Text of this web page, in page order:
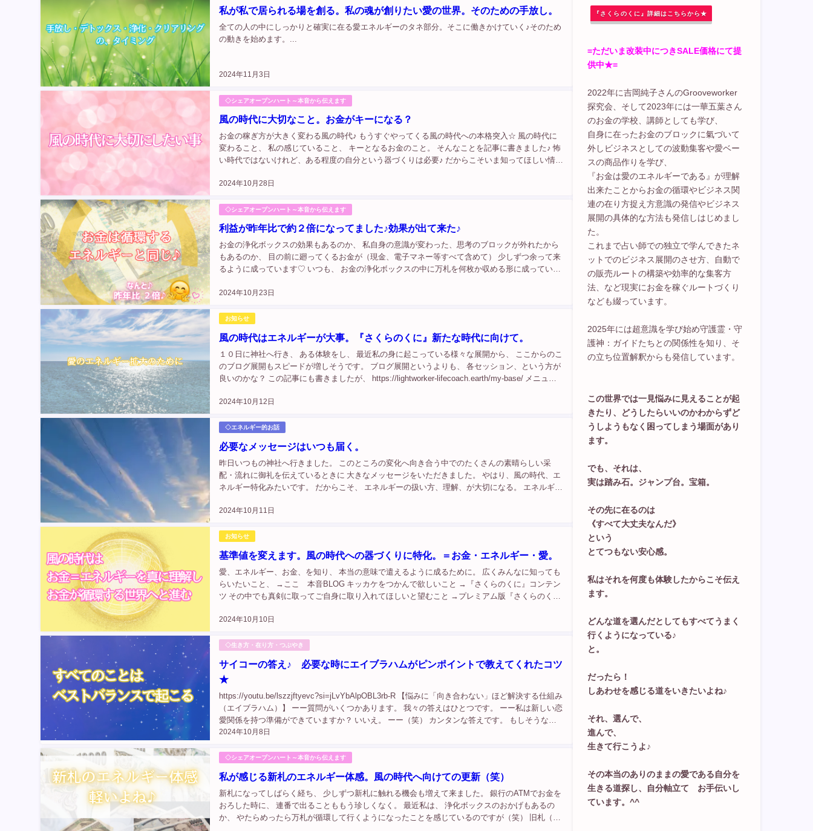
私が私で居られる場を創る。私の魂が創りたい愛の世界。そのための手放し。
2024年11月3日
全ての人の中にしっかりと確実に在る愛エネルギーのタネ部分。そこに働きかけていく♪そのため
の動きを始めます。...
◇シェアオープンハート～本音から伝えます
風の時代に大切なこと。お金がキーになる？
2024年10月28日
お金の稼ぎ方が大きく変わる風の時代♪ もうすぐやってくる風の時代への本格突入☆ 風の時代に
変わること、 私の感じていること、 キーとなるお金のこと。 そんなことを記事に書きました♪ 怖
い時代ではないけれど、ある程度の自分という器づくりは必要♪ だからこそいま知ってほしい情報
分 ...
◇シェアオープンハート～本音から伝えます
利益が昨年比で約２倍になってました♪効果が出て来た♪
2024年10月23日
お金の浄化ボックスの効果もあるのか、 私自身の意識が変わった、思考のブロックが外れたから
もあるのか、 目の前に廻ってくるお金が（現金、電子マネー等すべて含めて） 少しずつ余って来
るように成っています♡ いつも、 お金の浄化ボックスの中に万札を何枚か収める形に成ってい
お出掛けしていく...
お知らせ
風の時代はエネルギーが大事。『さくらのくに』新たな時代に向けて。
2024年10月12日
１０日に神社へ行き、 ある体験をし、 最近私の身に起こっている様々な展開から、 ここからのこ
のブログ展開もスピードが増しそうです。 ブログ展開というよりも、 各セッション、という方が
良いのかな？ この記事にも書きましたが、 https://lightworker-lifecoach.earth/my-base/ メニュー
◇エネルギー的お話
必要なメッセージはいつも届く。
2024年10月11日
昨日いつもの神社へ行きました。 このところの変化へ向き合う中でのたくさんの素晴らしい采
配・流れに御礼を伝えているときに 大きなメッセージをいただきました。 やはり、風の時代、エ
ネルギー特化みたいです。 だからこそ、 エネルギーの扱い方、理解、が大切になる。 エネルギー
お知らせ
基準値を変えます。風の時代への器づくりに特化。＝お金・エネルギー・愛。
2024年10月10日
愛、エネルギー、お金、を知り、 本当の意味で遣えるように成るために。 広くみんなに知っても
らいたいこと、 →ここ 本音BLOG キッカケをつかんで欲しいこと →『さくらのくに』コンテン
ツ その中でも真剣に取ってご自身に取り入れてほしいと望むこと →プレミアム版『さくらのく
そ...
◇生き方・在り方・つぶやき
サイコーの答え♪ 必要な時にエイブラハムがピンポイントで教えてくれたコツ
★
2024年10月8日
https://youtu.be/lszzjftyevc?si=jLvYbAlpOBL3rb-R 【悩みに「向き合わない」ほど解決する仕組み
（エイブラハム）】 ーー質問がいくつかあります。 我々の答えはひとつです。 ーー私は新しい恋
愛関係を持つ準備ができていますか？ いいえ。 ーー（笑） カンタンな答えです。 もしそうな
ら、もうそのように生きてますからね。 なので、何かが...
◇シェアオープンハート～本音から伝えます
私が感じる新札のエネルギー体感。風の時代へ向けての更新（笑）
新札になってしばらく経ち、 少しずつ新札に触れる機会も増えて来ました。 銀行のATMでお金を
おろした時に、 連番で出ることももう珍しくなく。 最近私は、 浄化ボックスのおかげもあるの
か、 やたらめったら万札が循環して行くようになったことを感じているのですが（笑） 旧札（諭
『さくらのくに』詳細はこちらから★
=ただいま改装中につきSALE価格にて提
供中★=
2022年に吉岡純子さんのGrooveworker
探究会、そして2023年には一華五葉さん
のお金の学校、講師としても学び、
自身に在ったお金のブロックに氣づいて
外しビジネスとしての波動集客や愛ベー
スの商品作りを学び、
『お金は愛のエネルギーである』が理解
出来たことからお金の循環やビジネス関
連の在り方捉え方意識の発信やビジネス
展開の具体的な方法も発信しはじめまし
た。
これまで占い師での独立で学んできたネ
ットでのビジネス展開のさせ方、自動で
の販売ルートの構築や効率的な集客方
法、など現実にお金を稼ぐルートづくり
なども綴っています。
2025年には超意識を学び始め守護霊・守
護神：ガイドたちとの関係性を知り、そ
の立ち位置解釈からも発信しています。
この世界では一見悩みに見えることが起
きたり、どうしたらいいのかわからずど
うしようもなく困ってしまう場面があり
ます。
でも、それは、
実は踏み石。ジャンプ台。宝箱。
その先に在るのは
《すべて大丈夫なんだ》
という
とてつもない安心感。
私はそれを何度も体験したからこそ伝え
ます。
どんな道を選んだとしてもすべてうまく
行くようになっている♪
と。
だったら！
しあわせを感じる道をいきたいよね♪
それ、選んで、
進んで、
生きて行こうよ♪
その本当のありのままの愛である自分を
生きる道探し、自分軸立て お手伝いし
ています。^^